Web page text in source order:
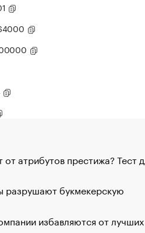
атрибутов престижа? Тест
разрушают букмекерскую
избавляются от лучших